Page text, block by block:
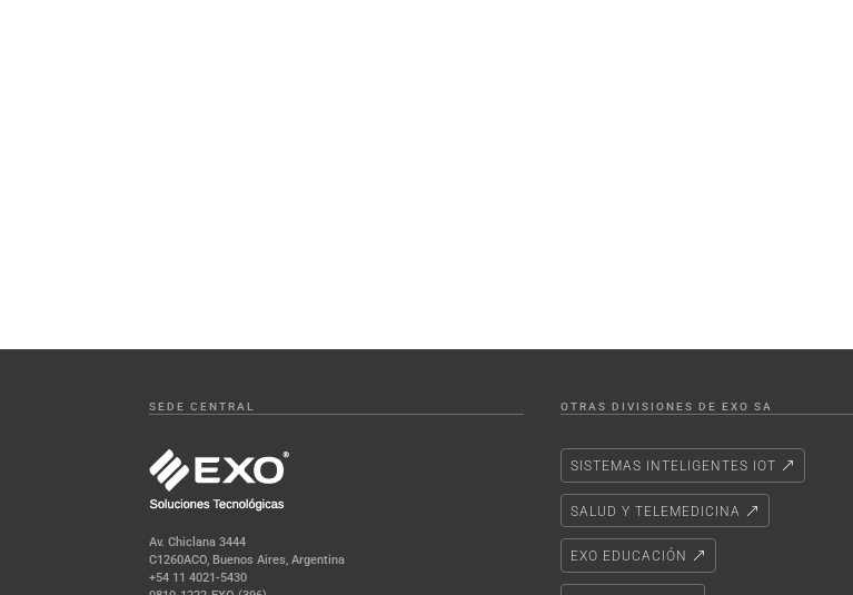
SEDE CENTRAL
Av. Chiclana 3444
C1260ACO, Buenos Aires, Argentina
+54 11 4021-5430
OTRAS DIVISIONES DE EXO SA
SISTEMAS INTELIGENTES IOT
SALUD Y TELEMEDICINA
EXO EDUCACIÓN